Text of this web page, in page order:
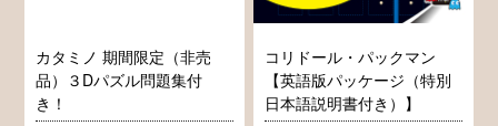
カタミノ 期間限定（非売
品）３Dパズル問題集付
き！
コリドール・パックマン
【英語版パッケージ（特別
日本語説明書付き）】